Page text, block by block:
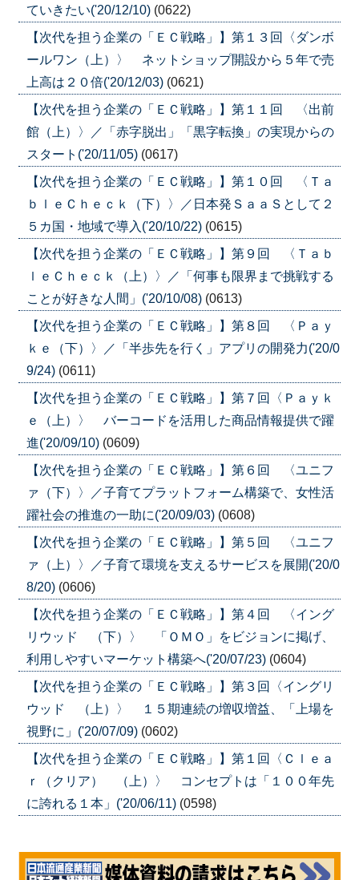
ていきたい('20/12/10) (0622)
【次代を担う企業の「ＥＣ戦略」】第１３回〈ダンボ
ールワン（上）〉 ネットショップ開設から５年で売
上高は２０倍('20/12/03) (0621)
【次代を担う企業の「ＥＣ戦略」】第１１回 〈出前
館（上）〉／「赤字脱出」「黒字転換」の実現からの
スタート('20/11/05) (0617)
【次代を担う企業の「ＥＣ戦略」】第１０回 〈Ｔａ
ｂｌｅＣｈｅｃｋ（下）〉／日本発ＳａａＳとして２
５カ国・地域で導入('20/10/22) (0615)
【次代を担う企業の「ＥＣ戦略」】第９回 〈Ｔａｂ
ｌｅＣｈｅｃｋ（上）〉／「何事も限界まで挑戦する
ことが好きな人間」('20/10/08) (0613)
【次代を担う企業の「ＥＣ戦略」】第８回 〈Ｐａｙ
ｋｅ（下）〉／「半歩先を行く」アプリの開発力('20/0
9/24) (0611)
【次代を担う企業の「ＥＣ戦略」】第７回〈Ｐａｙｋ
ｅ（上）〉 バーコードを活用した商品情報提供で躍
進('20/09/10) (0609)
【次代を担う企業の「ＥＣ戦略」】第６回 〈ユニフ
ァ（下）〉／子育てプラットフォーム構築で、女性活
躍社会の推進の一助に('20/09/03) (0608)
【次代を担う企業の「ＥＣ戦略」】第５回 〈ユニフ
ァ（上）〉／子育て環境を支えるサービスを展開('20/0
8/20) (0606)
【次代を担う企業の「ＥＣ戦略」】第４回 〈イング
リウッド （下）〉 「ＯＭＯ」をビジョンに掲げ、
利用しやすいマーケット構築へ('20/07/23) (0604)
【次代を担う企業の「ＥＣ戦略」】第３回〈イングリ
ウッド （上）〉 １５期連続の増収増益、「上場を
視野に」('20/07/09) (0602)
【次代を担う企業の「ＥＣ戦略」】第１回〈Ｃｌｅａ
ｒ（クリア） （上）〉 コンセプトは「１００年先
に誇れる１本」('20/06/11) (0598)